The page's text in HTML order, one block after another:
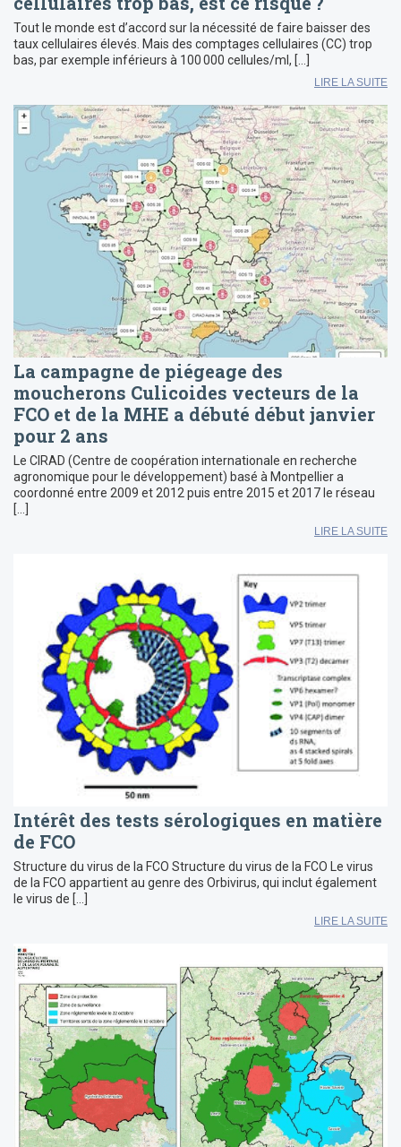
Tout le monde est d’accord sur la nécessité de faire baisser des
taux cellulaires élevés. Mais des comptages cellulaires (CC) trop
bas, par exemple inférieurs à 100 000 cellules/ml, […]
LIRE LA SUITE
La campagne de piégeage des
moucherons Culicoides vecteurs de la
FCO et de la MHE a débuté début janvier
pour 2 ans
Le CIRAD (Centre de coopération internationale en recherche
agronomique pour le développement) basé à Montpellier a
coordonné entre 2009 et 2012 puis entre 2015 et 2017 le réseau
[…]
LIRE LA SUITE
Intérêt des tests sérologiques en matière
de FCO
Structure du virus de la FCO Structure du virus de la FCO Le virus
de la FCO appartient au genre des Orbivirus, qui inclut également
le virus de […]
LIRE LA SUITE